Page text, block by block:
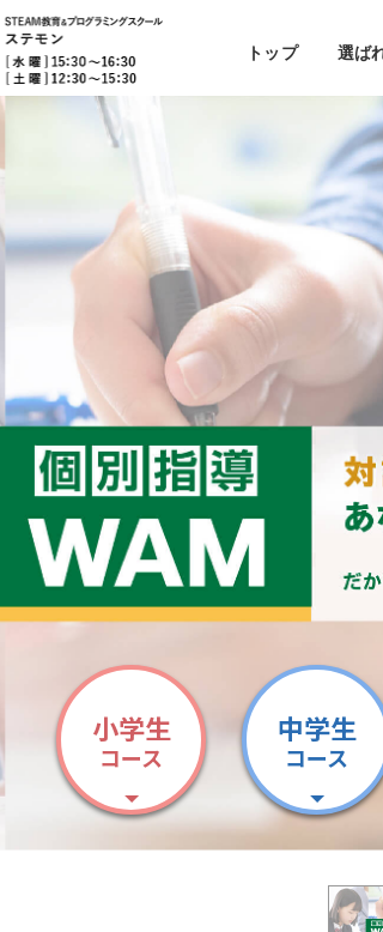
トップ 選ば
小学生
コース
中学生
コース